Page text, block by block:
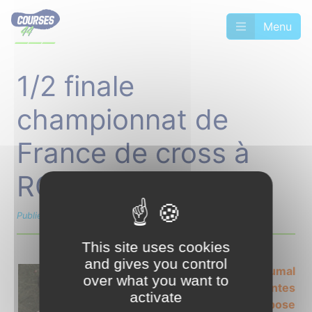
Menu
1/2 finale
championnat de
France de cross à
ROULLET
Publié le 18 février 2008 par Dominique GILET
Anthony Baumal
ASPTT Nantes
(photo ) s'impose
This site uses cookies
and gives you control
over what you want to
activate